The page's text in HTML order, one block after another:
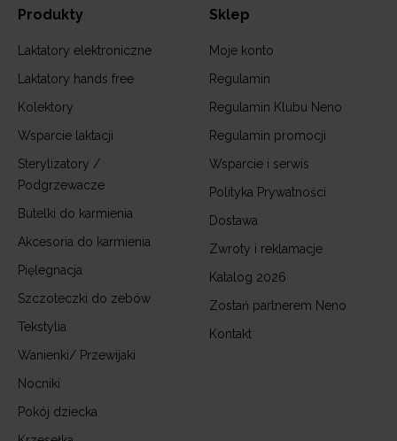
Produkty
Laktatory elektroniczne
Laktatory hands free
Kolektory
Wsparcie laktacji
Sterylizatory /
Podgrzewacze
Butelki do karmienia
Akcesoria do karmienia
Pięlegnacja
Szczoteczki do zebów
Tekstylia
Wanienki/ Przewijaki
Nocniki
Pokój dziecka
Sklep
Moje konto
Regulamin
Regulamin Klubu Neno
Regulamin promocji
Wsparcie i serwis
Polityka Prywatności
Dostawa
Zwroty i reklamacje
Katalog 2026
Zostań partnerem Neno
Kontakt